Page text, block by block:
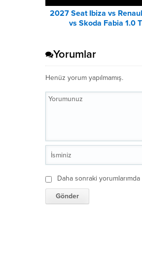
2027 Seat Ibiza vs
vs Skoda Fabia 1.0
Yorumlar
Henüz yorum yapılmamış.
Daha sonraki